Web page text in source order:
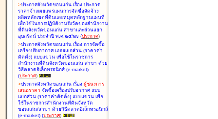
>ประกาศจังหวัดขอนแก่น เรื่อง ประกวด
ราคาจ้างเผยแพร่แผนการจัดซื้อจัดจ้าง
ผลิตหลักเขตที่ดินและหมุดหลักฐานแผนที่
เพื่อใช้ในการปฏิบัติงานรังวัดของสำนักงาน
ที่ดินจังหวัดขอนแก่น สาขาและส่วนแยก
อุบลรัตน์ ประจำปี พ.ศ.๒๕๖๗ (ประกาศ)
>ประกาศจังหวัดขอนแก่น เรื่อง การจัดซื้อ
เครื่องปรับอากาศ แบบแยกส่วน (ราคาค่า
ติดตั้ง) แบบแขวน เพื่อใช้ในราชการ
สำนักงานที่ดินจังหวัดขอนแก่น สาขา ด้วย
วิธีตลาดอิเล็กทรอนิกส์ (e-market)
(ประกาศ)
>ประกาศจังหวัดขอนแก่น เรื่อง ผู้ชนะการ
เสนอราคา จัดซื้อเครื่องปรับอากาศ แบบ
แยกส่วน (ราคาค่าติดตั้ง) แบบแขวน เพื่อ
ใช้ในราชการสำนักงานที่ดินจังหวัด
ขอนแก่น/สาขา ด้วยวิธีตลาดอิเล็กทรอนิกส์
(e-market) (ประกาศ)